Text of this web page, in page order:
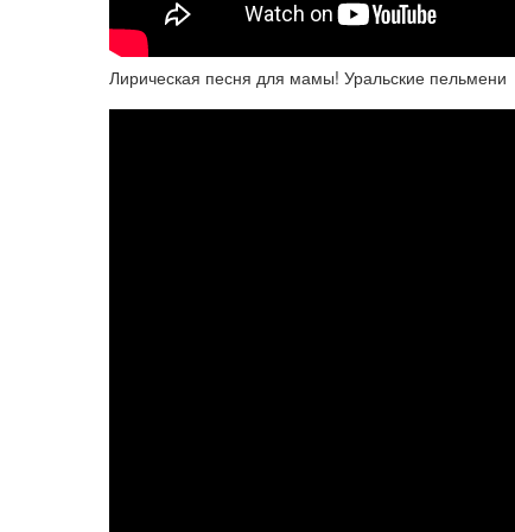
Лирическая песня для мамы! Уральские пельмени